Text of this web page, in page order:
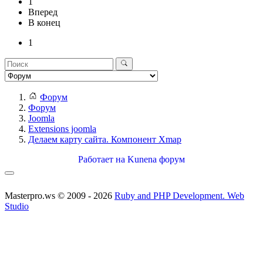
Вперед
В конец
1
Форум
Форум
Joomla
Extensions joomla
Делаем карту сайта. Компонент Xmap
Работает на Kunena форум
Masterpro.ws © 2009 - 2026 Ruby and PHP Development. Web
Studio